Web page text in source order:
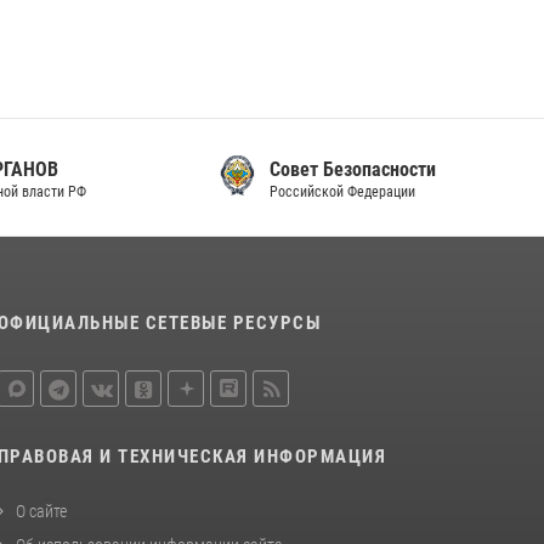
Совет Безопасности
Российской Федерации
СЕТЕВЫЕ РЕСУРСЫ
ПРАВОВАЯ И ТЕХНИЧЕСКАЯ ИНФОРМАЦИЯ
О сайте